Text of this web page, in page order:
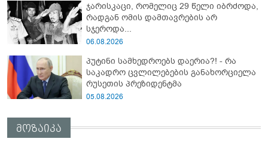
ჯარისკაცი, რომელიც 29 წელი იბრძოდა,
რადგან ომის დამთავრების არ
სჯეროდა...
06.08.2026
პუტინი სამხედროებს დაერია?! - რა
საკადრო ცვლილებების განახორციელა
რუსეთის პრეზიდენტმა
05.08.2026
მოზაიკა